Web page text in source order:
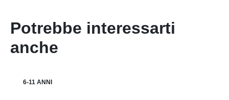
Potrebbe interessarti
anche
6-11 ANNI